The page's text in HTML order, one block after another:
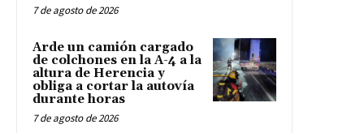
7 de agosto de 2026
Arde un camión cargado
de colchones en la A-4 a la
altura de Herencia y
obliga a cortar la autovía
durante horas
7 de agosto de 2026